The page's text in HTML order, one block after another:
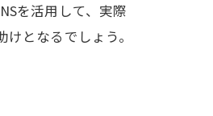
を活用して、実際
となるでしょう。